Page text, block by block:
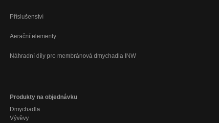
Příslušenství
Aerační elementy
Náhradní díly pro membránová dmychadla INW
Produkty na objednávku
Dmychadla
Vývěvy